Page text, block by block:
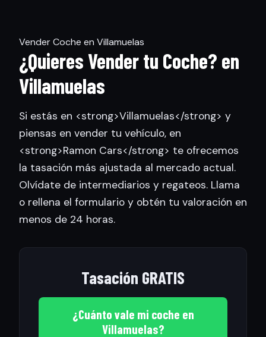
Vender Coche en Villamuelas
¿Quieres Vender tu Coche? en
Villamuelas
Si estás en <strong>Villamuelas</strong> y
piensas en vender tu vehículo, en
<strong>Ramon Cars</strong> te ofrecemos
la tasación más ajustada al mercado actual.
Olvídate de intermediarios y regateos. Llama
o rellena el formulario y obtén tu valoración en
menos de 24 horas.
Tasación GRATIS
¿Cuánto vale mi coche en
Villamuelas?